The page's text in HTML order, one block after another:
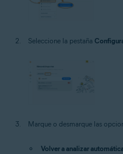
Seleccione la pestaña
Marque o desmarque las
Volver a analizar